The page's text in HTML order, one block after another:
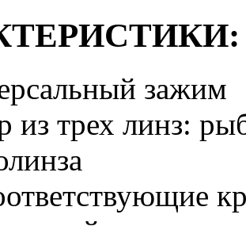
зажим
из трех линз: